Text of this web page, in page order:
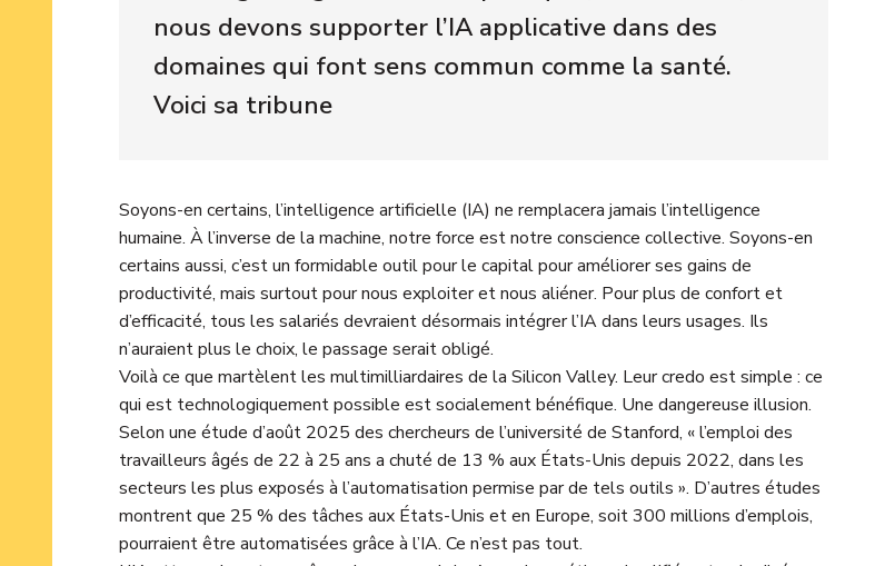
nous devons supporter l’IA applicative dans des
domaines qui font sens commun comme la santé.
Voici sa tribune
Soyons-en certains, l’intelligence artificielle (IA) ne remplacera jamais l’intelligence
humaine. À l’inverse de la machine, notre force est notre conscience collective. Soyons-en
certains aussi, c’est un formidable outil pour le capital pour améliorer ses gains de
productivité, mais surtout pour nous exploiter et nous aliéner. Pour plus de confort et
d’efficacité, tous les salariés devraient désormais intégrer l’IA dans leurs usages. Ils
n’auraient plus le choix, le passage serait obligé.
Voilà ce que martèlent les multimilliardaires de la Silicon Valley. Leur credo est simple : ce
qui est technologiquement possible est socialement bénéfique. Une dangereuse illusion.
Selon une étude d’août 2025 des chercheurs de l’université de Stanford, « l’emploi des
travailleurs âgés de 22 à 25 ans a chuté de 13 % aux États-Unis depuis 2022, dans les
secteurs les plus exposés à l’automatisation permise par de tels outils ». D’autres études
montrent que 25 % des tâches aux États-Unis et en Europe, soit 300 millions d’emplois,
pourraient être automatisées grâce à l’IA. Ce n’est pas tout.